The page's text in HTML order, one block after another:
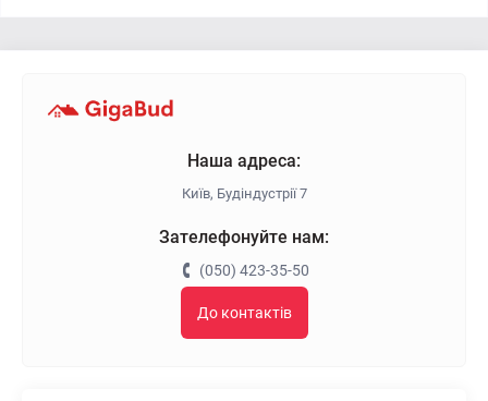
Наша адреса:
Київ, Будіндустрії 7
Зателефонуйте нам:
(050) 423-35-50
До контактів